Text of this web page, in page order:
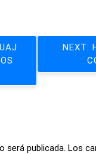
NEXT:
será publicada. Los